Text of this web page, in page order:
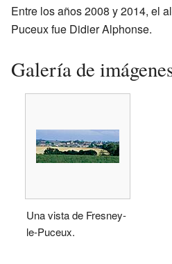
Entre los años 2008 y 2014, el
Puceux fue Didier Alphonse.
Galería de
Una vista de Fresney-
le-Puceux.